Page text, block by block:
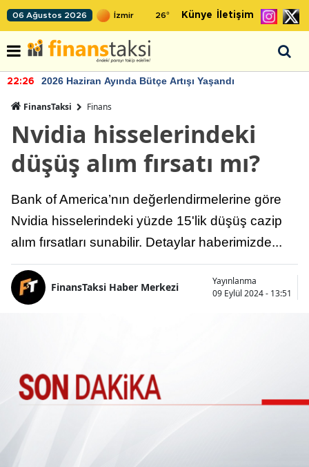
06 Ağustos 2026 26° Künye İletişim
22:26 2026 Haziran Ayında Bütçe Artışı Yaşandı
FinansTaksi Finans
Nvidia hisselerindeki
düşüş alım fırsatı mı?
Bank of America’nın değerlendirmelerine göre
Nvidia hisselerindeki yüzde 15'lik düşüş cazip
alım fırsatları sunabilir. Detaylar haberimizde...
FinansTaksi Haber Merkezi
Yayınlanma
09 Eylül 2024 - 13:51